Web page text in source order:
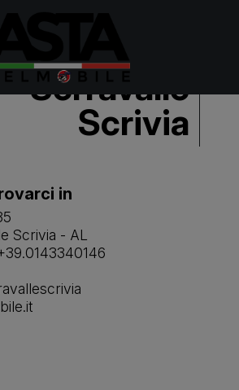
Benvenuti a
Serravalle
Scrivia
in
Scrivia - AL